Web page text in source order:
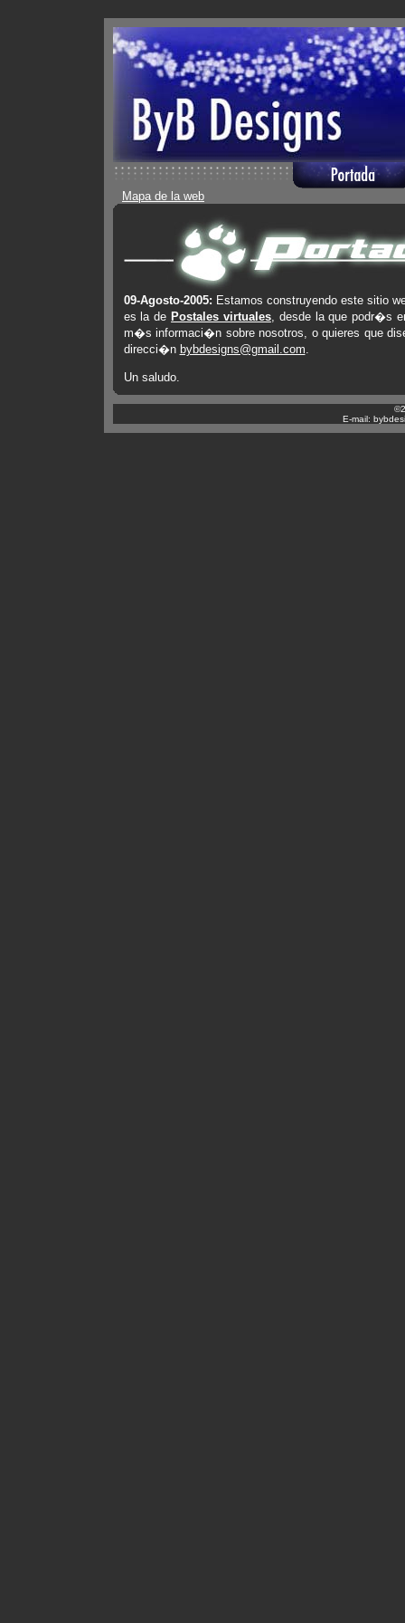
Mapa de la web
09-Agosto-2005: Estamos construyendo este sitio
es la de Postales virtuales, desde la que podr�s
m�s informaci�n sobre nosotros, o quieres que
direcci�n bybdesigns@gmail.com.
Un saludo.
E-mail: